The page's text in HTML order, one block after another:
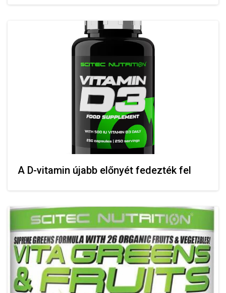
A D-vitamin újabb előnyét fedezték fel